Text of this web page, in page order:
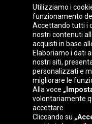
Gruppo
Belgique
España
Utilizziamo i
funzionamento
Accettando tutti i
nostri contenuti
acquisti in base
Elaboriamo i dati
nostri siti,
personalizzati e
migliorare le
Alla voce
volontariamente
accettare.
Cliccando su